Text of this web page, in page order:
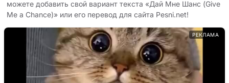
можете добавить свой вариант текста «Дай Мне Шанс (Give
Me a Chance)» или его перевод для сайта Pesni.net!
РЕКЛАМА